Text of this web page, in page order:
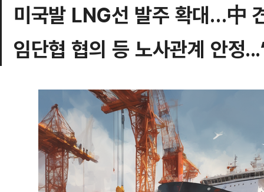
미국발 LNG선 발주 확대…中
임단협 협의 등 노사관계 안정